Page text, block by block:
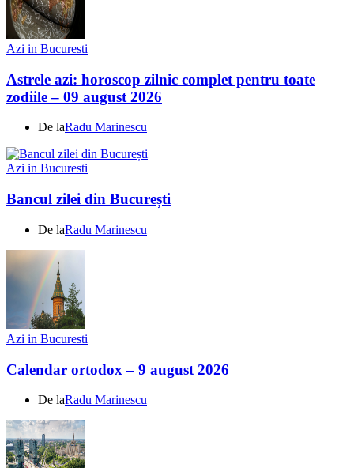
Azi in Bucuresti
Astrele azi: horoscop zilnic complet pentru toate
zodiile – 09 august 2026
De laRadu Marinescu
Azi in Bucuresti
Bancul zilei din București
De laRadu Marinescu
Azi in Bucuresti
Calendar ortodox – 9 august 2026
De laRadu Marinescu